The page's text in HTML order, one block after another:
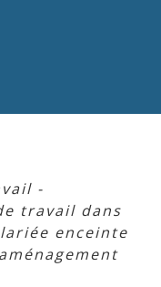
-
travail dans
enceinte